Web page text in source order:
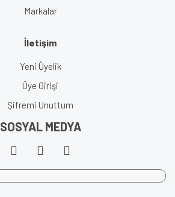
Markalar
İletişim
Yeni Üyelik
Üye Girişi
Şifremi Unuttum
SOSYAL MEDYA